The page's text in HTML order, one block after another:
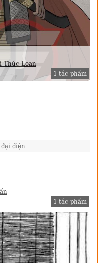
Thúc Loan
1 tác phẩm
diện
1 tác phẩm